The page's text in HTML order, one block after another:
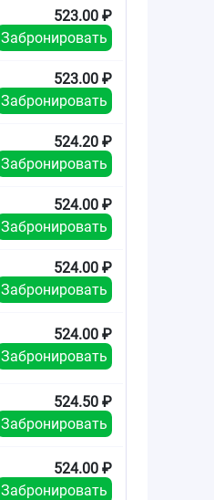
523.00 ₽
Забронировать
523.00 ₽
Забронировать
524.20 ₽
Забронировать
524.00 ₽
Забронировать
524.00 ₽
Забронировать
524.00 ₽
Забронировать
524.50 ₽
Забронировать
524.00 ₽
Забронировать